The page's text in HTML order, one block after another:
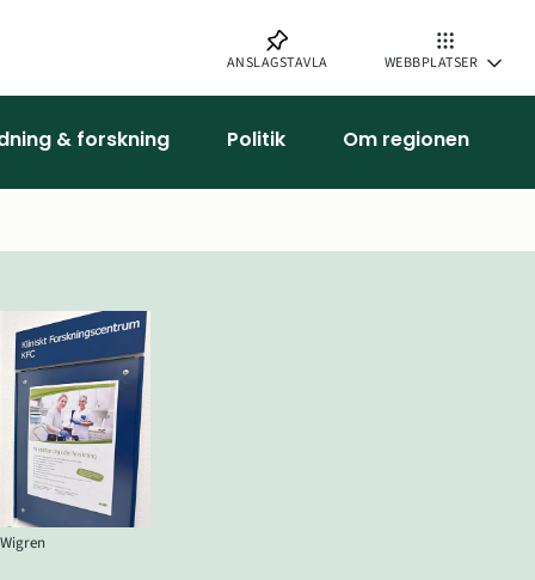
ANSLAGSTAVLA WEBBPLATSER
& forskning Politik Om regionen